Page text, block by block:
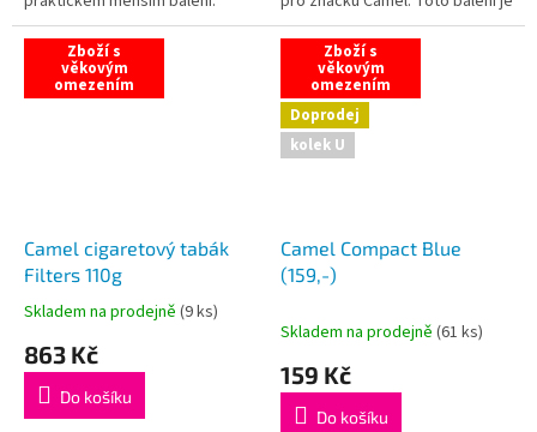
Ideální pro ruční balení cigaret,
tento tabák přináší vyvážený...
ideální pro kuřáky, kteří hledají
vyvážený kouřový...
Zboží s
věkovým
omezením
Camel cigaretový tabák
Filters 110g
Průměrné
produktu
5,0
Skladem na prodejně (9 ks)
863 Kč
Do košíku
Zboží s
věkovým
omezením
Doprodej
kolek U
Camel Compact Blue
(159,-)
Skladem na prodejně (61 ks)
159 Kč
Do košíku